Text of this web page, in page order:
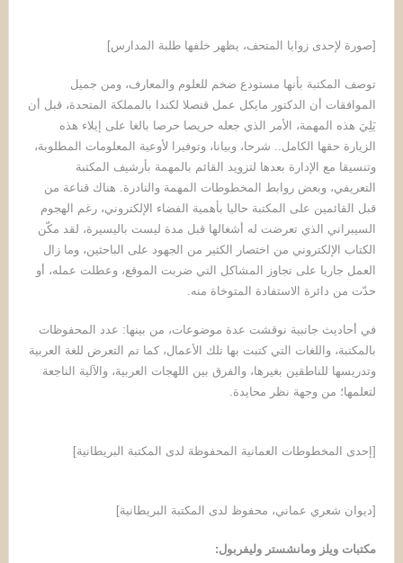
[صورة لإحدى زوايا المتحف، يظهر خلفها طلبة المدارس]
توصف المكتبة بأنها مستودع ضخم للعلوم والمعارف، ومن جميل
الموافقات أن الدكتور مايكل عمل قنصلا لكندا بالمملكة المتحدة، قبل أن
يَلِيَ هذه المهمة، الأمر الذي جعله حريصا حرصا بالغا على إيلاء هذه
الزيارة حقها الكامل.. شرحا، وبيانا، وتوفيرا لأوعية المعلومات المطلوبة،
وتنسيقا مع الإدارة بعدها لتزويد القائم بالمهمة بأرشيف المكتبة
التعريفي، وبعض روابط المخطوطات المهمة والنادرة. هناك قناعة من
قبل القائمين على المكتبة حاليا بأهمية الفضاء الإلكتروني، رغم الهجوم
السيبراني الذي تعرضت له أشغالها قبل مدة ليست باليسيرة، لقد مكّن
الكتاب الإلكتروني من اختصار الكثير من الجهود على الباحثين، وما زال
العمل جاريا على تجاوز المشاكل التي ضربت الموقع، وعطلت عمله، أو
حدّت من دائرة الاستفادة المتوخاة منه.
في أحاديث جانبية نوقشت عدة موضوعات، من بينها: عدد المحفوظات
بالمكتبة، واللغات التي كتبت بها تلك الأعمال، كما تم التعرض للغة العربية
وتدريسها للناطقين بغيرها، والفرق بين اللهجات العربية، والآلية الناجعة
لتعلمها؛ من وجهة نظر محايدة.
[إحدى المخطوطات العمانية المحفوظة لدى المكتبة البريطانية]
[ديوان شعري عماني، محفوظ لدى المكتبة البريطانية]
مكتبات ويلز ومانشستر وليفربول: